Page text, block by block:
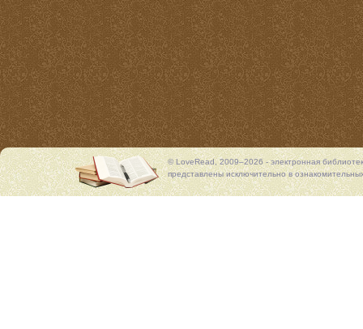
© LoveRead, 2009–2026 - электронная
представлены исключительно в